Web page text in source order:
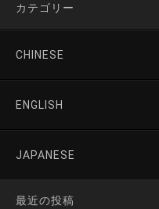
カテゴリー
CHINESE
ENGLISH
JAPANESE
最近の投稿